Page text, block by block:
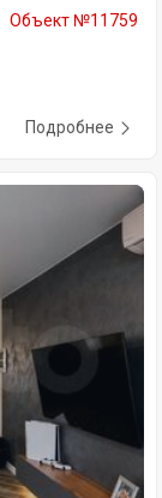
Объект №11759
Подробнее